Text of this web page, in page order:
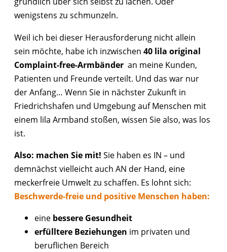
wenigstens zu schmunzeln.
Weil ich bei dieser Herausforderung nicht allein
sein möchte, habe ich inzwischen 40 lila original
Complaint-free-Armbänder an meine Kunden,
Patienten und Freunde verteilt. Und das war nur
der Anfang… Wenn Sie in nächster Zukunft in
Friedrichshafen und Umgebung auf Menschen mit
einem lila Armband stoßen, wissen Sie also, was los
ist.
Also: machen Sie mit! Sie haben es IN – und
demnächst vielleicht auch AN der Hand, eine
meckerfreie Umwelt zu schaffen. Es lohnt sich:
Beschwerde-freie und positive Menschen haben:
eine bessere Gesundheit
erfülltere Beziehungen im privaten und
beruflichen Bereich